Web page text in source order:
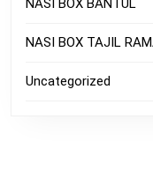
NASI BOX BANTUL
NASI BOX TAJIL
Uncategorized